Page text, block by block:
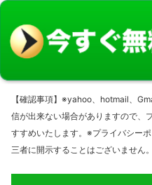
【確認事項】 ※yahoo、hotmail、
信が出来ない場合がありますので、
すすめいたします。 ※プライバシー
三者に開示することはございません。